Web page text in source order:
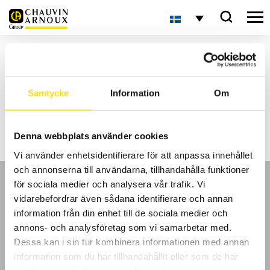
Samtycke Information Om
Denna webbplats använder cookies
Vi använder enhetsidentifierare för att anpassa innehållet
och annonserna till användarna, tillhandahålla funktioner
för sociala medier och analysera vår trafik. Vi
vidarebefordrar även sådana identifierare och annan
information från din enhet till de sociala medier och
annons- och analysföretag som vi samarbetar med.
Dessa kan i sin tur kombinera informationen med annan
information som du har tillhandahållit eller som de har
Aktuellt
GDPR
Köpvillkor